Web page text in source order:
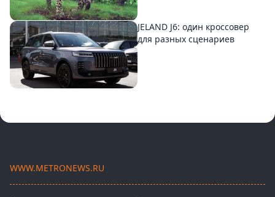
JELAND J6: один кроссовер
для разных сценариев
WWW.METRONEWS.RU